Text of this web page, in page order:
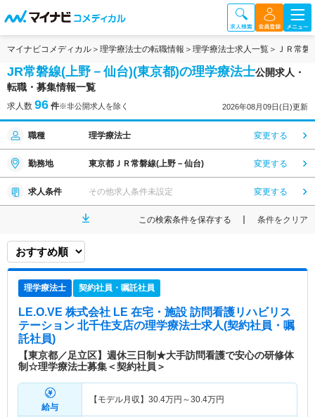
マイナビコメディカル 理学療法士の転職情報 理学療法士求人一覧 ＪＲ常
JR常磐線(上野－仙台)(東京都)の理学療法士公開求人・
転職・募集情報一覧
求人数 96 件※非公開求人を除く 2026年08月09日(日)更新
職種 理学療法士 変更する
勤務地 東京都ＪＲ常磐線(上野－仙台) 変更する
求人条件 その他求人条件未設定 変更する
この検索条件を保存する 条件をクリア
理学療法士 契約社員・嘱託社員
LE.O.VE 株式会社 LE 在宅・施設 訪問看護リハビリス
テーション 北千住支店の理学療法士求人(契約社員・嘱
託社員)
【東京都／足立区】週休三日制★大手訪問看護で安心の研修体
制☆理学療法士募集＜契約社員＞
給与
【モデル月収】 30.4万円～30.4万円